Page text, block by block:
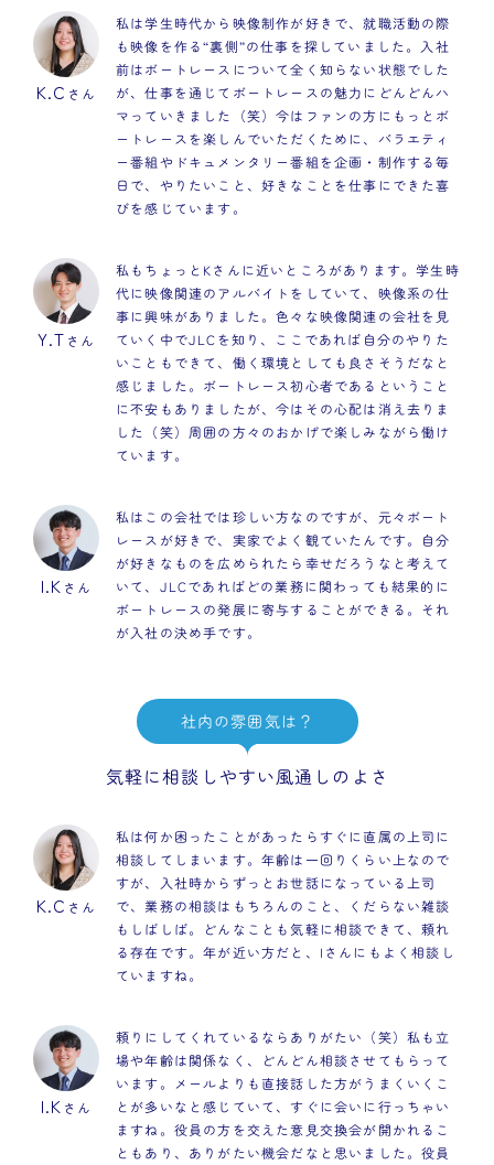
K.C さん
私は学生時代から映像制作が好きで、就職活動の際
も映像を作る“裏側”の仕事を探していました。入社
前はボートレースについて全く知らない状態でした
が、仕事を通じてボートレースの魅力にどんどんハ
マっていきました（笑）今はファンの方にもっとボ
ートレースを楽しんでいただくために、バラエティ
ー番組やドキュメンタリー番組を企画・制作する毎
日で、やりたいこと、好きなことを仕事にできた喜
びを感じています。
Y.T さん
私もちょっとKさんに近いところがあります。学生時
代に映像関連のアルバイトをしていて、映像系の仕
事に興味がありました。色々な映像関連の会社を見
ていく中でJLCを知り、ここであれば自分のやりた
いこともできて、働く環境としても良さそうだなと
感じました。ボートレース初心者であるということ
に不安もありましたが、今はその心配は消え去りま
した（笑）周囲の方々のおかげで楽しみながら働け
ています。
I.K さん
私はこの会社では珍しい方なのですが、元々ボート
レースが好きで、実家でよく観ていたんです。自分
が好きなものを広められたら幸せだろうなと考えて
いて、JLCであればどの業務に関わっても結果的に
ボートレースの発展に寄与することができる。それ
が入社の決め手です。
社内の雰囲気は？
気軽に相談しやすい風通しのよさ
K.C さん
私は何か困ったことがあったらすぐに直属の上司に
相談してしまいます。年齢は一回りくらい上なので
すが、入社時からずっとお世話になっている上司
で、業務の相談はもちろんのこと、くだらない雑談
もしばしば。どんなことも気軽に相談できて、頼れ
る存在です。年が近い方だと、Iさんにもよく相談し
ていますね。
I.K さん
頼りにしてくれているならありがたい（笑）私も立
場や年齢は関係なく、どんどん相談させてもらって
います。メールよりも直接話した方がうまくいくこ
とが多いなと感じていて、すぐに会いに行っちゃい
ますね。役員の方を交えた意見交換会が開かれるこ
ともあり、ありがたい機会だなと思いました。役員